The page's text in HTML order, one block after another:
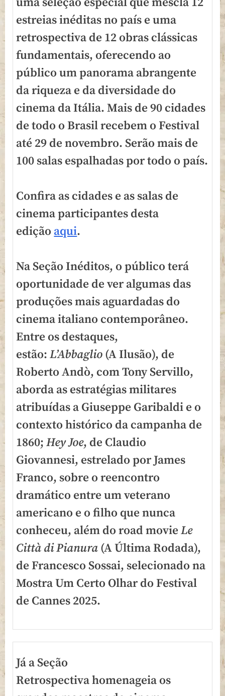
estreias inéditas no país e uma
retrospectiva de 12 obras clássicas
fundamentais, oferecendo ao
público um panorama abrangente
da riqueza e da diversidade do
cinema da Itália. Mais de 90 cidades
de todo o Brasil recebem o Festival
até 29 de novembro. Serão mais de
100 salas espalhadas por todo o país.
Confira as cidades e as salas de
cinema participantes desta
edição aqui.
Na Seção Inéditos, o público terá
oportunidade de ver algumas das
produções mais aguardadas do
cinema italiano contemporâneo.
Entre os destaques,
estão:L’Abbaglio (A Ilusão), de
Roberto Andò, com Tony Servillo,
aborda as estratégias militares
atribuídas a Giuseppe Garibaldi e o
contexto histórico da campanha de
1860;Hey Joe, de Claudio
Giovannesi, estrelado por James
Franco, sobre o reencontro
dramático entre um veterano
americano e o filho que nunca
conheceu, além do roadmovie Le
Città di Pianura (A Última Rodada),
de Francesco Sossai, selecionado na
Mostra Um Certo Olhar do Festival
de Cannes 2025.
Já a Seção
Retrospectiva homenageia os